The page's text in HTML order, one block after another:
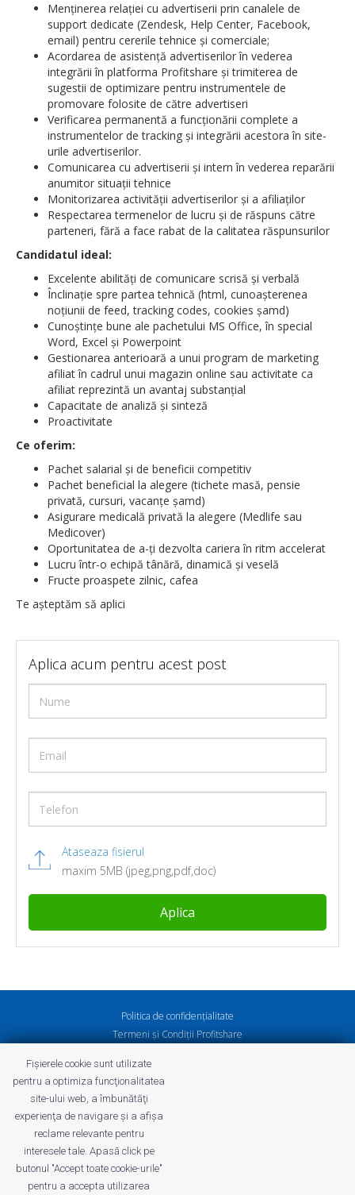
Menţinerea relaţiei cu advertiserii prin canalele de
support dedicate (Zendesk, Help Center, Facebook,
email) pentru cererile tehnice și comerciale;
Acordarea de asistență advertiserilor în vederea
integrării în platforma Profitshare și trimiterea de
sugestii de optimizare pentru instrumentele de
promovare folosite de către advertiseri
Verificarea permanentă a funcționării complete a
instrumentelor de tracking și integrării acestora în site-
urile advertiserilor.
Comunicarea cu advertiserii și intern în vederea reparării
anumitor situații tehnice
Monitorizarea activităţii advertiserilor și a afiliaților
Respectarea termenelor de lucru şi de răspuns către
parteneri, fără a face rabat de la calitatea răspunsurilor
Candidatul ideal:
Excelente abilităţi de comunicare scrisă şi verbală
Înclinație spre partea tehnică (html, cunoașterenea
noțiunii de feed, tracking codes, cookies șamd)
Cunoştinţe bune ale pachetului MS Office, în special
Word, Excel şi Powerpoint
Gestionarea anterioară a unui program de marketing
afiliat în cadrul unui magazin online sau activitate ca
afiliat reprezintă un avantaj substanțial
Capacitate de analiză şi sinteză
Proactivitate
Ce oferim:
Pachet salarial şi de beneficii competitiv
Pachet beneficial la alegere (tichete masă, pensie
privată, cursuri, vacanţe şamd)
Asigurare medicală privată la alegere (Medlife sau
Medicover)
Oportunitatea de a-ţi dezvolta cariera în ritm accelerat
Lucru într-o echipă tânără, dinamică şi veselă
Fructe proaspete zilnic, cafea
Te aşteptăm să aplici
Aplica acum pentru acest post
Ataseaza fisierul
maxim 5MB (jpeg,png,pdf,doc)
Politica de confidenţialitate
Termeni și Condiții Profitshare
Politica de confidenţialitate
Cariere
profitshare.ro
profitshare.bg
Fișierele cookie sunt utilizate
pentru a optimiza funcţionalitatea
site-ului web, a îmbunătăţi
experienţa de navigare şi a afişa
reclame relevante pentru
interesele tale. Apasă click pe
butonul "Accept toate cookie-urile"
pentru a accepta utilizarea